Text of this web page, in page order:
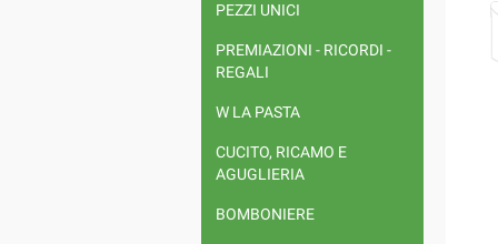
PEZZI UNICI
PREMIAZIONI - RICORDI -
REGALI
W LA PASTA
CUCITO, RICAMO E
AGUGLIERIA
BOMBONIERE